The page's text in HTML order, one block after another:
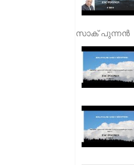
സാക് പുന്നൻ